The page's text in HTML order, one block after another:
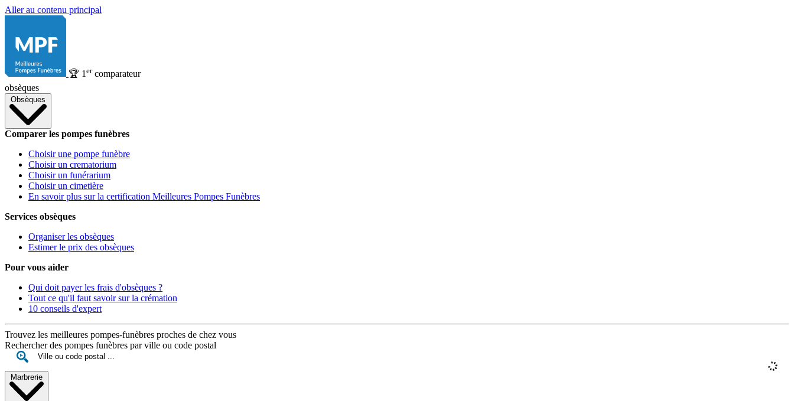
Aller au contenu principal
🏆 1 ercomparateur
obsèques
Obsèques
Comparer les pompes funèbres
Choisir une pompe funèbre
Choisir un crematorium
Choisir un funérarium
Choisir un cimetière
En savoir plus sur la certification Meilleures Pompes Funèbres
Services obsèques
Organiser les obsèques
Estimer le prix des obsèques
Pour vous aider
Qui doit payer les frais d'obsèques ?
Tout ce qu'il faut savoir sur la crémation
10 conseils d'expert
Trouvez les meilleures pompes-funèbres proches de chez vous
Rechercher des pompes funèbres par ville ou code postal
Marbrerie